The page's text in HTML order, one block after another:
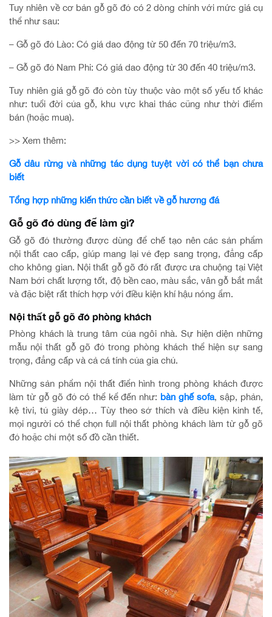
Tuy nhiên về cơ bản gỗ gõ đỏ có 2 dòng chính với mức giá cụ
thể như sau:
– Gỗ gõ đỏ Lào: Có giá dao động từ 50 đến 70 triệu/m3.
– Gỗ gõ đỏ Nam Phi: Có giá dao động từ 30 đến 40 triệu/m3.
Tuy nhiên giá gỗ gõ đỏ còn tùy thuộc vào một số yếu tố khác
như: tuổi đời của gỗ, khu vực khai thác cũng như thời điểm
bán (hoặc mua).
>> Xem thêm:
Gỗ dâu rừng và những tác dụng tuyệt vời có thể bạn chưa
biết
Tổng hợp những kiến thức cần biết về gỗ hương đá
Gỗ gõ đỏ dùng để làm gì?
Gỗ gõ đỏ thường được dùng để chế tạo nên các sản phẩm
nội thất cao cấp, giúp mang lại vẻ đẹp sang trọng, đẳng cấp
cho không gian. Nội thất gỗ gõ đỏ rất được ưa chuộng tại Việt
Nam bởi chất lượng tốt, độ bền cao, màu sắc, vân gỗ bắt mắt
và đặc biệt rất thích hợp với điều kiện khí hậu nóng ẩm.
Nội thất gỗ gõ đỏ phòng khách
Phòng khách là trung tâm của ngôi nhà. Sự hiện diện những
mẫu nội thất gỗ gõ đỏ trong phòng khách thể hiện sự sang
trọng, đẳng cấp và cả cá tính của gia chủ.
Những sản phẩm nội thất điển hình trong phòng khách được
làm từ gỗ gõ đỏ có thể kể đến như: bàn ghế sofa, sập, phản,
kệ tivi, tủ giày dép… Tùy theo sở thích và điều kiện kinh tế,
mọi người có thể chọn full nội thất phòng khách làm từ gỗ gõ
đỏ hoặc chỉ một số đồ cần thiết.